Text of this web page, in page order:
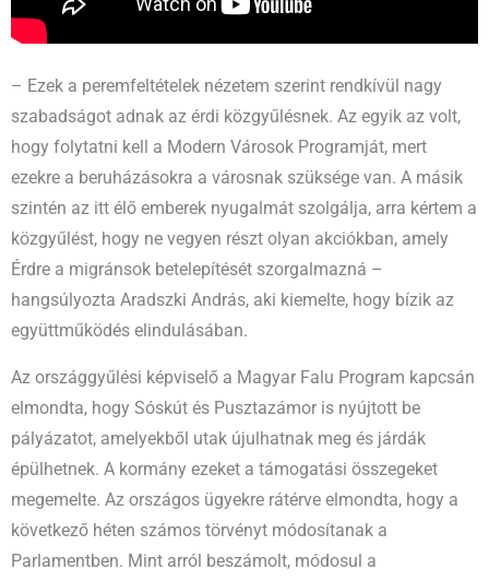
– Ezek a peremfeltételek nézetem szerint rendkívül nagy
szabadságot adnak az érdi közgyűlésnek. Az egyik az volt,
hogy folytatni kell a Modern Városok Programját, mert
ezekre a beruházásokra a városnak szüksége van. A másik
szintén az itt élő emberek nyugalmát szolgálja, arra kértem a
közgyűlést, hogy ne vegyen részt olyan akciókban, amely
Érdre a migránsok betelepítését szorgalmazná –
hangsúlyozta Aradszki András, aki kiemelte, hogy bízik az
együttműködés elindulásában.
Az országgyűlési képviselő a Magyar Falu Program kapcsán
elmondta, hogy Sóskút és Pusztazámor is nyújtott be
pályázatot, amelyekből utak újulhatnak meg és járdák
épülhetnek. A kormány ezeket a támogatási összegeket
megemelte. Az országos ügyekre rátérve elmondta, hogy a
következő héten számos törvényt módosítanak a
Parlamentben. Mint arról beszámolt, módosul a